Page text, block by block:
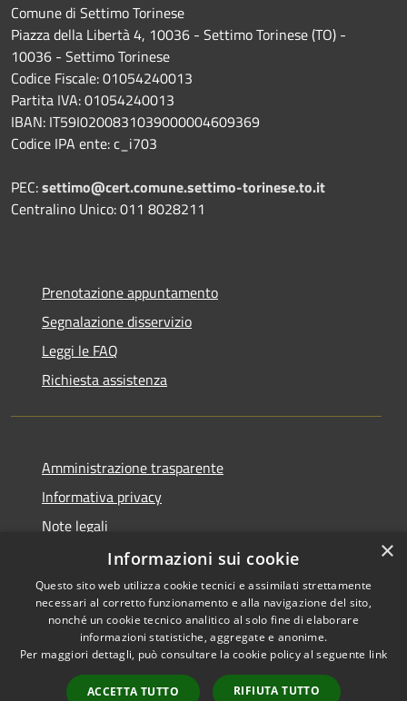
Comune di Settimo Torinese
Piazza della Libertà 4, 10036 - Settimo Torinese (TO) -
10036 - Settimo Torinese
Codice Fiscale: 01054240013
Partita IVA: 01054240013
IBAN: IT59I0200831039000004609369
Codice IPA ente: c_i703
PEC:settimo@cert.comune.settimo-torinese.to.it
Centralino Unico: 011 8028211
Prenotazione appuntamento
Segnalazione disservizio
Leggi le FAQ
Richiesta assistenza
Amministrazione trasparente
Informativa privacy
Note legali
Dichiarazione di accessibilità
RSS
Accessibilità
Copyright © 2026 • Città di
Municipium• Accesso
×
Informazioni sui cookie
Questo sito web utilizza cookie tecnici e assimilati strettamente
necessari al corretto funzionamento e alla navigazione del sito,
nonché un cookie tecnico analitico al solo fine di elaborare
informazioni statistiche, aggregate e anonime.
Per maggiori dettagli, può consultare la cookie policy al seguente link
ACCETTA TUTTO RIFIUTA TUTTO